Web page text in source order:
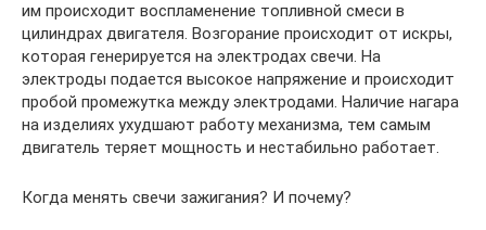
им происходит воспламенение топливной смеси в
цилиндрах двигателя. Возгорание происходит от искры,
которая генерируется на электродах свечи. На
электроды подается высокое напряжение и происходит
пробой промежутка между электродами. Наличие нагара
на изделиях ухудшают работу механизма, тем самым
двигатель теряет мощность и нестабильно работает.
Когда менять свечи зажигания? И почему?